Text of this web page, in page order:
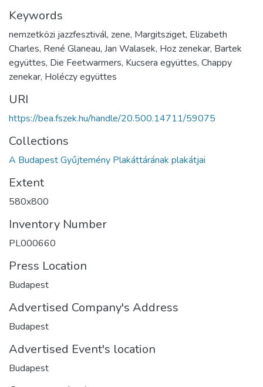
Keywords
nemzetközi jazzfesztivál, zene, Margitsziget, Elizabeth
Charles, René Glaneau, Jan Walasek, Hoz zenekar, Bartek
együttes, Die Feetwarmers, Kucsera együttes, Chappy
zenekar, Holéczy együttes
URI
https://bea.fszek.hu/handle/20.500.14711/59075
Collections
A Budapest Gyűjtemény Plakáttárának plakátjai
Extent
580x800
Inventory Number
PL000660
Press Location
Budapest
Advertised Company's Address
Budapest
Advertised Event's location
Budapest